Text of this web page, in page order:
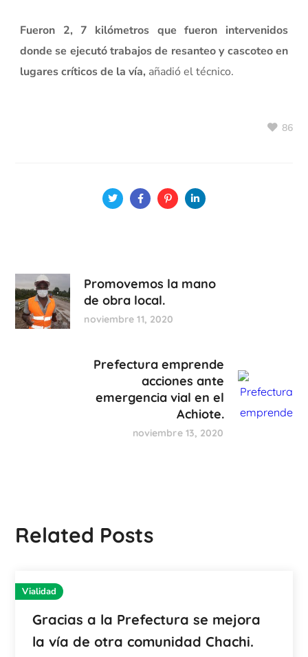
Fueron 2, 7 kilómetros que fueron intervenidos
donde se ejecutó trabajos de resanteo y cascoteo en
lugares críticos de la vía, añadió el técnico.
86
Promovemos la mano
de obra local.
noviembre 11, 2020
Prefectura emprende
acciones ante
emergencia vial en el
Achiote.
noviembre 13, 2020
Related Posts
Vialidad
Gracias a la Prefectura se mejora
la vía de otra comunidad Chachi.